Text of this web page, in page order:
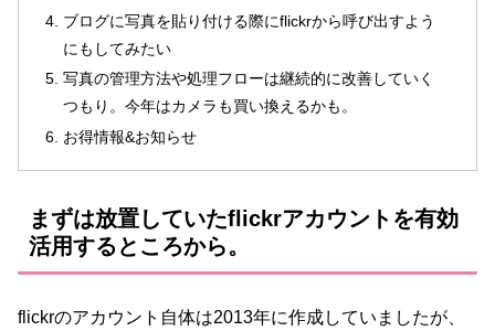
ブログに写真を貼り付ける際にflickrから呼び出すよう
にもしてみたい
写真の管理方法や処理フローは継続的に改善していく
つもり。今年はカメラも買い換えるかも。
お得情報&お知らせ
まずは放置していたflickrアカウントを有効
活用するところから。
flickrのアカウント自体は2013年に作成していましたが、